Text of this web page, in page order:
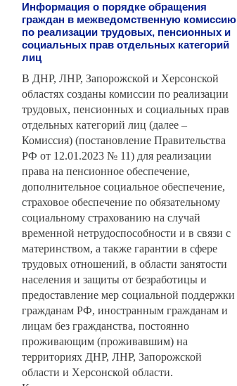
Информация о порядке обращения
граждан в межведомственную комиссию
по реализации трудовых, пенсионных и
социальных прав отдельных категорий
лиц
В ДНР, ЛНР, Запорожской и Херсонской
областях созданы комиссии по реализации
трудовых, пенсионных и социальных прав
отдельных категорий лиц (далее –
Комиссия) (постановление Правительства
РФ от 12.01.2023 № 11) для реализации
права на пенсионное обеспечение,
дополнительное социальное обеспечение,
страховое обеспечение по обязательному
социальному страхованию на случай
временной нетрудоспособности и в связи с
материнством, а также гарантии в сфере
трудовых отношений, в области занятости
населения и защиты от безработицы и
предоставление мер социальной поддержки
гражданам РФ, иностранным гражданам и
лицам без гражданства, постоянно
проживающим (проживавшим) на
территориях ДНР, ЛНР, Запорожской
области и Херсонской области.